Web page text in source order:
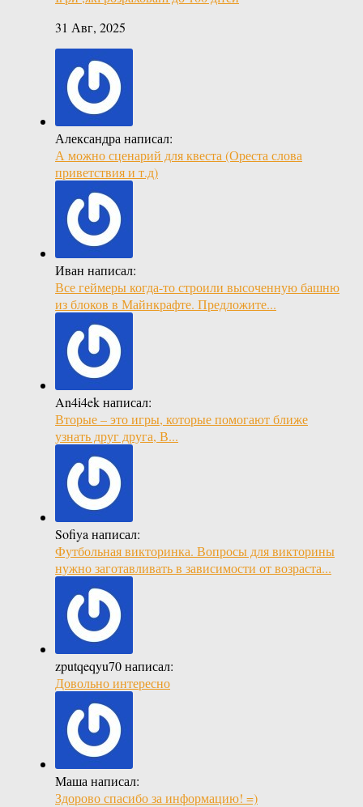
31 Авг, 2025
Александра написал:
А можно сценарий для квеста (Ореста слова
приветствия и т.д)
Иван написал:
Все геймеры когда-то строили высоченную башню
из блоков в Майнкрафте. Предложите...
An4i4ek написал:
Вторые – это игры, которые помогают ближе
узнать друг друга, В...
Sofiya написал:
Футбольная викторинка. Вопросы для викторины
нужно заготавливать в зависимости от возраста...
zputqeqyu70 написал:
Довольно интересно
Маша написал:
Здорово спасибо за информацию! =)